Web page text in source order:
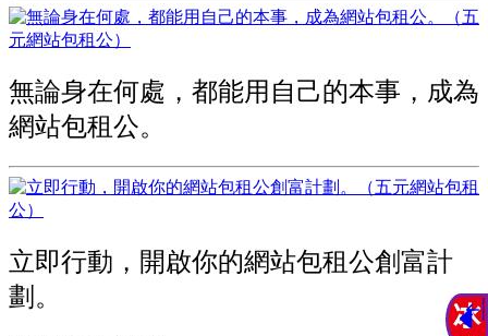
無論身在何處，都能用自己的本事，成為
網站包租公。
立即行動，開啟你的網站包租公創富計
劃。